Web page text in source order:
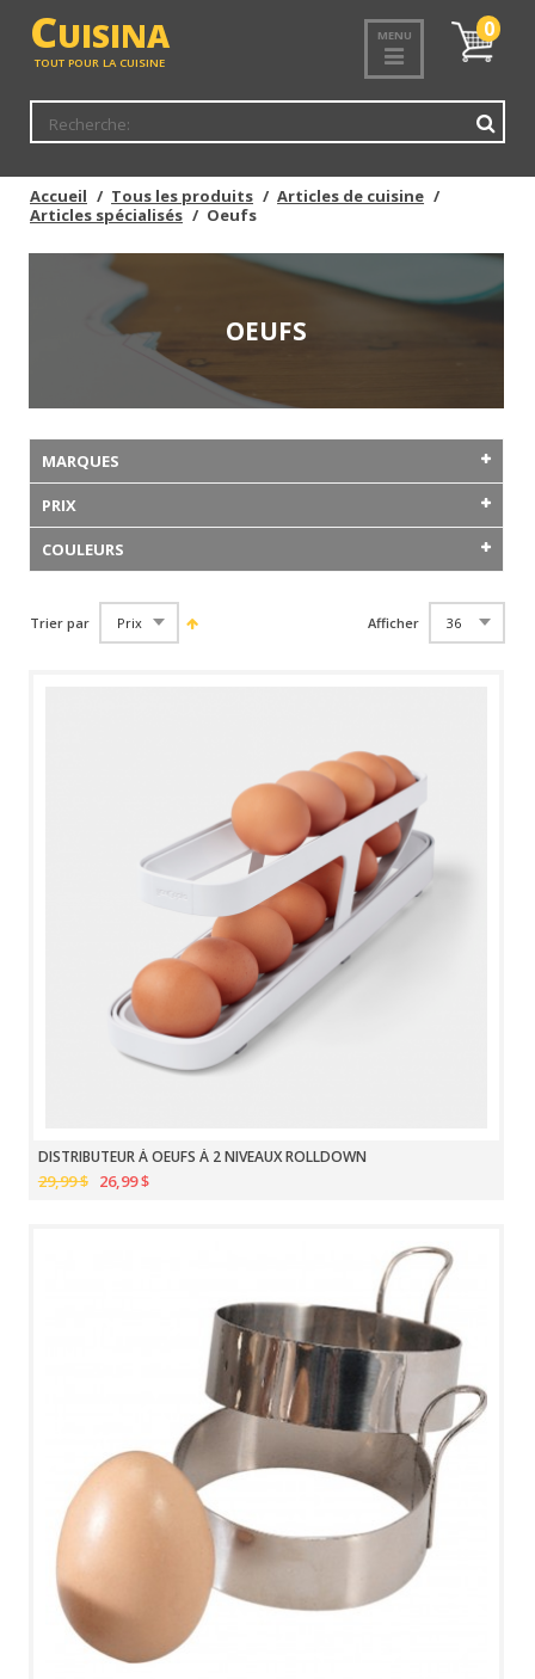
CUISINA
TOUT POUR LA CUISINE
MENU
Mon
panier
0
Accueil Tous les produits
Articles de cuisine
Articles spécialisés
Oeufs
OEUFS
MARQUES
PRIX
COULEURS
Trier par Afficher
DISTRIBUTEUR À OEUFS À 2 NIVEAUX ROLLDOWN
29,99 $ 26,99 $